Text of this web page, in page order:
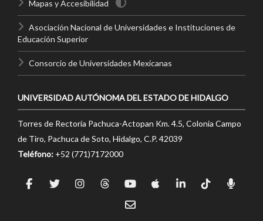
Mapas y Accesibilidad
Asociación Nacional de Universidades e Instituciones de
Educación Superior
Consorcio de Universidades Mexicanas
UNIVERSIDAD AUTÓNOMA DEL ESTADO DE HIDALGO
Torres de Rectoría Pachuca-Actopan Km. 4.5, Colonia Campo
de Tiro, Pachuca de Soto, Hidalgo, C.P. 42039
Teléfono: +52 (771)7172000